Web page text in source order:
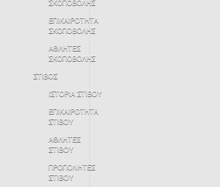
ΣΚΟΠΟΒΟΛΗΣ
ΕΠΙΚΑΙΡΟΤΗΤΑ
ΣΚΟΠΟΒΟΛΗΣ
ΑΘΛΗΤΕΣ
ΣΚΟΠΟΒΟΛΗΣ
ΣΤΙΒΟΣ
ΙΣΤΟΡΙΑ ΣΤΙΒΟΥ
ΕΠΙΚΑΙΡΟΤΗΤΑ
ΣΤΙΒΟΥ
ΑΘΛΗΤΕΣ
ΣΤΙΒΟΥ
ΠΡΟΠΟΝΗΤΕΣ
ΣΤΙΒΟΥ